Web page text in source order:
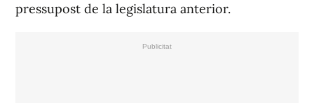
pressupost de la legislatura anterior.